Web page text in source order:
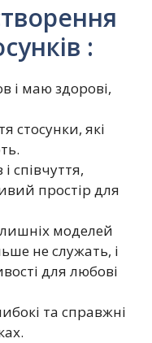
:
і маю здорові,
стосунки, які
співчуття,
простір для
моделей
не служать, і
для любові
та справжні